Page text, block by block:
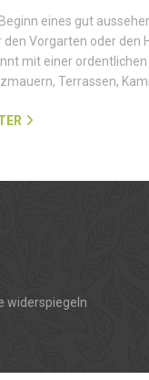
eines gut
den Vorgarten oder den
mit einer ordentlichen
Terrassen,
widerspiegeln